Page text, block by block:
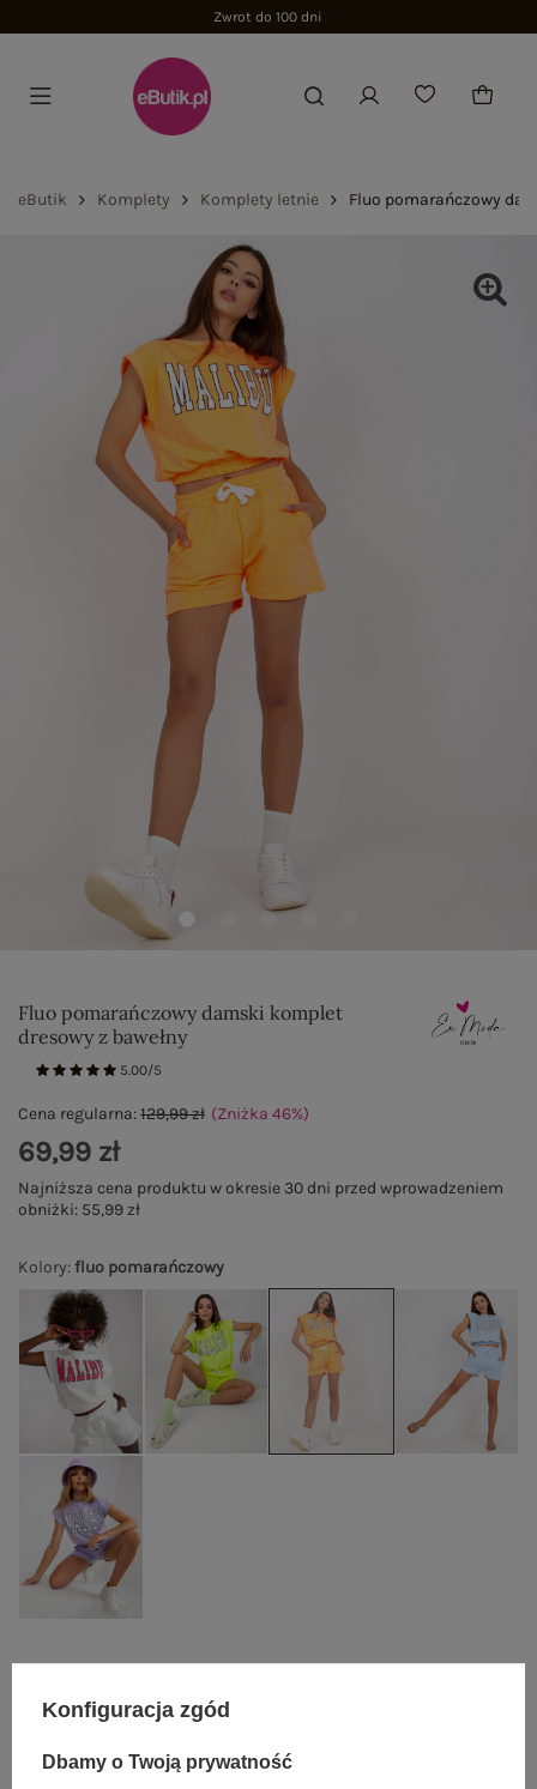
Zwrot do 100 dni
eButik Komplety Komplety letnie Fluo pomarańczowy
Fluo pomarańczowy damski komplet
dresowy z bawełny
5.00/5
Kolory:fluo pomarańczowy
Cena regularna:129,99 zł (Zniżka 46%)
69,99 zł
Najniższa cena produktu w okresie 30 dni przed wprowadzeniem
obniżki: 55,99 zł
DODAJ DO KOSZYKA
Konfiguracja zgód
Dbamy o Twoją prywatność